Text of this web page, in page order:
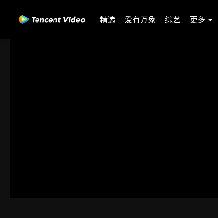
精选 爱有万象 综艺 更多